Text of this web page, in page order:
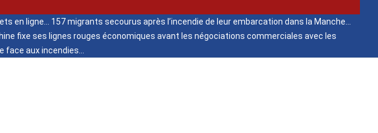
en ligne
157 migrants secourus après l’incendie de leur embarcation dans la Manche
fixe ses lignes rouges économiques avant les négociations commerciales avec les
face aux incendies